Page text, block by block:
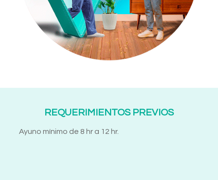
REQUERIMIENTOS PREVIOS
Ayuno mínimo de 8 hr a 12 hr.